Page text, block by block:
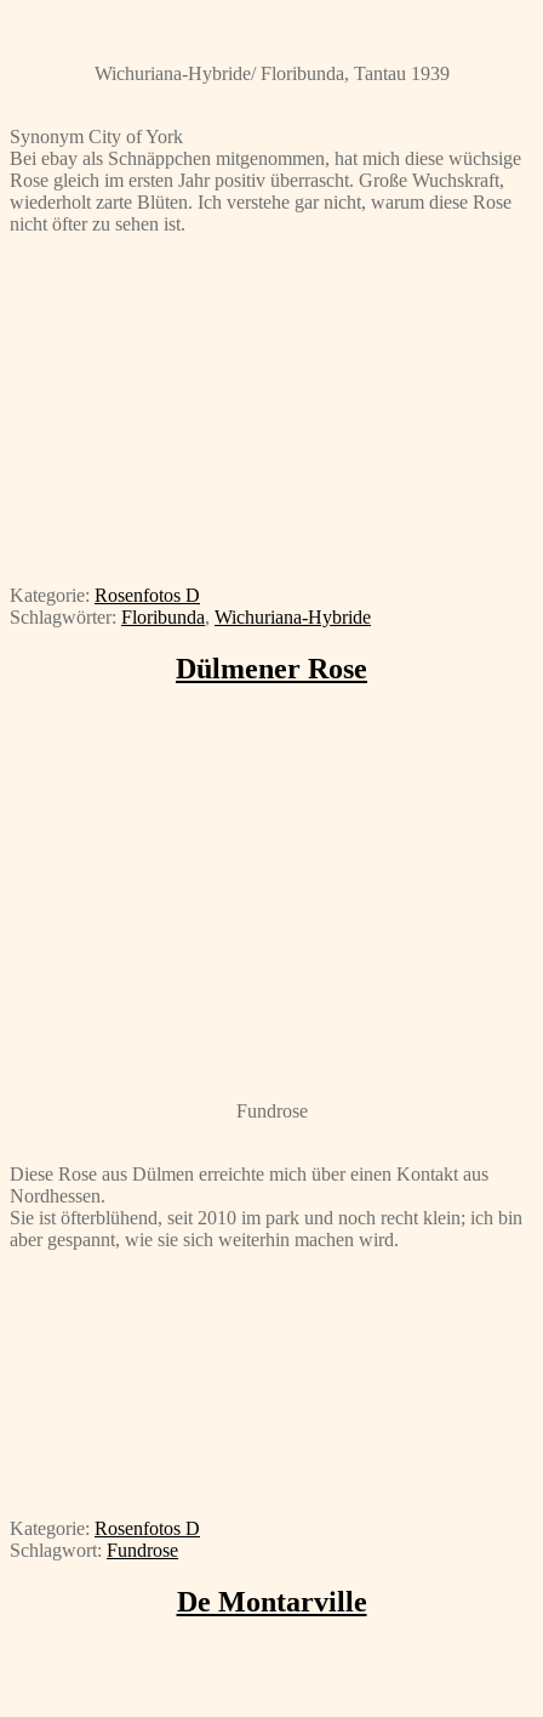
Wichuriana-Hybride/ Floribunda, Tantau 1939
Synonym City of York
Bei ebay als Schnäppchen mitgenommen, hat mich diese wüchsige
Rose gleich im ersten Jahr positiv überrascht. Große Wuchskraft,
wiederholt zarte Blüten. Ich verstehe gar nicht, warum diese Rose
nicht öfter zu sehen ist.
Kategorie: Rosenfotos D
Schlagwörter: Floribunda, Wichuriana-Hybride
Dülmener Rose
Fundrose
Diese Rose aus Dülmen erreichte mich über einen Kontakt aus
Nordhessen.
Sie ist öfterblühend, seit 2010 im park und noch recht klein; ich bin
aber gespannt, wie sie sich weiterhin machen wird.
Kategorie: Rosenfotos D
Schlagwort: Fundrose
De Montarville